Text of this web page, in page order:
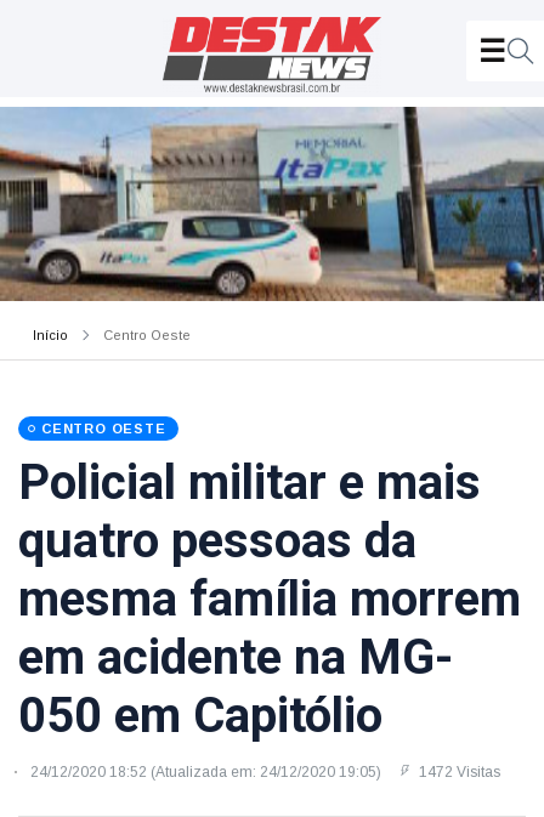
Início Centro Oeste
CENTRO OESTE
Policial militar e mais
quatro pessoas da
mesma família morrem
em acidente na MG-
050 em Capitólio
24/12/2020 18:52 (Atualizada em: 24/12/2020 19:05) 1472 Visitas